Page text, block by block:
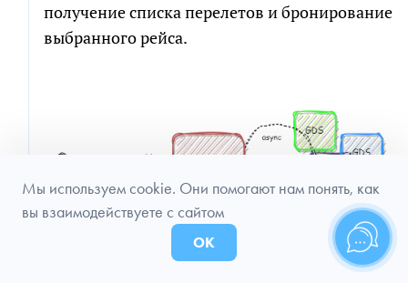
получение списка перелетов и бронирование
выбранного рейса.
Мы используем cookie. Они помогают нам понять, как
вы взаимодействуете с сайтом
ОК